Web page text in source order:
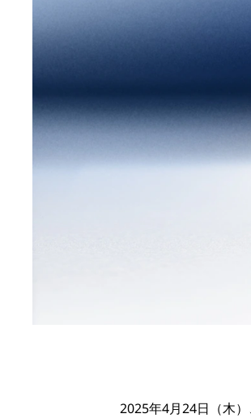
2025年4月24日（木